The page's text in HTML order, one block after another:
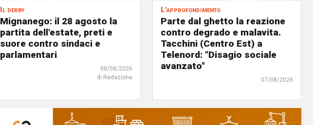
Il derby
Mignanego: il 28 agosto la
partita dell'estate, preti e
suore contro sindaci e
parlamentari
08/08/2026
di Redazione
L'approfondimento
Parte dal ghetto la reazione
contro degrado e malavita.
Tacchini (Centro Est) a
Telenord: "Disagio sociale
avanzato"
07/08/2026